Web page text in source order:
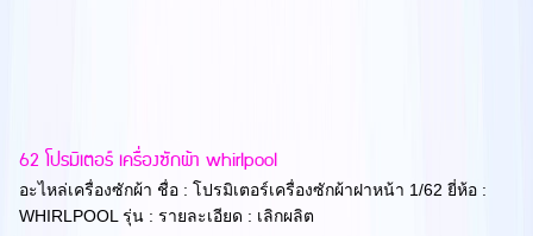
62 โปรมิเตอร์ เครื่องซักผ้า whirlpool
อะไหล่เครื่องซักผ้า ชื่อ : โปรมิเตอร์เครื่องซักผ้าฝาหน้า 1/62 ยี่ห้อ :
WHIRLPOOL รุ่น : รายละเอียด : เลิกผลิต